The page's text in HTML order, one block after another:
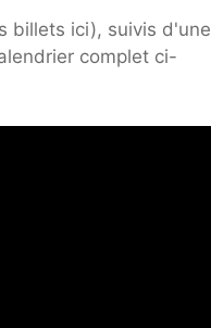
billets ici), suivis d'une
complet ci-